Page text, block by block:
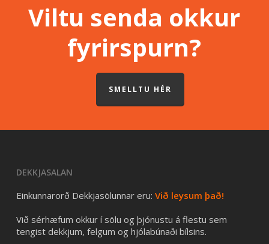
Viltu senda okkur
fyrirspurn?
SMELLTU HÉR
DEKKJASALAN
Einkunnarorð Dekkjasölunnar eru: Við leysum það!
Við sérhæfum okkur í sölu og þjónustu á flestu sem
tengist dekkjum, felgum og hjólabúnaði bílsins.